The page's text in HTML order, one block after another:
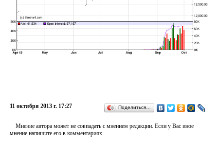
11 октября 2013 г. 17:27 Поделиться…
Мнение автора может не совпадать с мнением редакции. Если у Вас иное
мнение напишите его в комментариях.